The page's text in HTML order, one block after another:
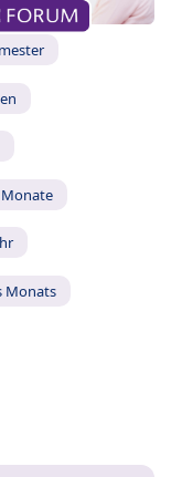
Monats